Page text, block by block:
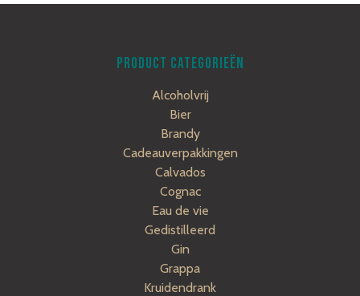
PRODUCT CATEGORIEËN
Alcoholvrij
Bier
Brandy
Cadeauverpakkingen
Calvados
Cognac
Eau de vie
Gedistilleerd
Gin
Grappa
Kruidendrank